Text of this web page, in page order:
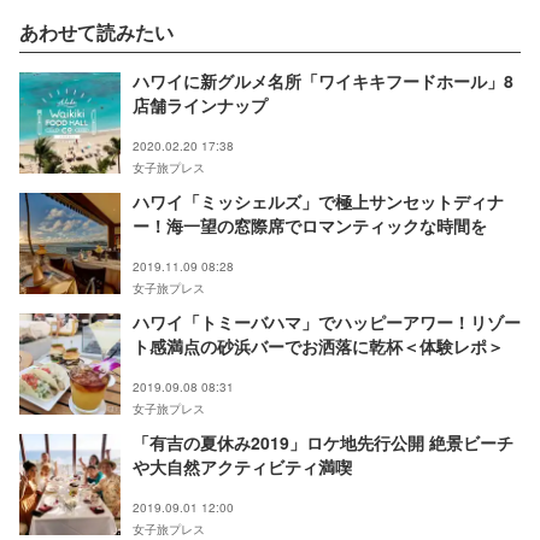
あわせて読みたい
ハワイに新グルメ名所「ワイキキフードホール」8
店舗ラインナップ
2020.02.20 17:38
女子旅プレス
ハワイ「ミッシェルズ」で極上サンセットディナ
ー！海一望の窓際席でロマンティックな時間を
2019.11.09 08:28
女子旅プレス
ハワイ「トミーバハマ」でハッピーアワー！リゾー
ト感満点の砂浜バーでお洒落に乾杯＜体験レポ＞
2019.09.08 08:31
女子旅プレス
「有吉の夏休み2019」ロケ地先行公開 絶景ビーチ
や大自然アクティビティ満喫
2019.09.01 12:00
女子旅プレス